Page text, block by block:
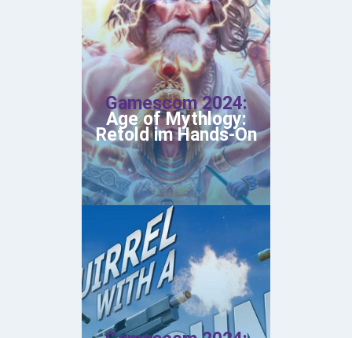
Gamescom 2024:
Age of Mythlogy:
Retold im Hands-On